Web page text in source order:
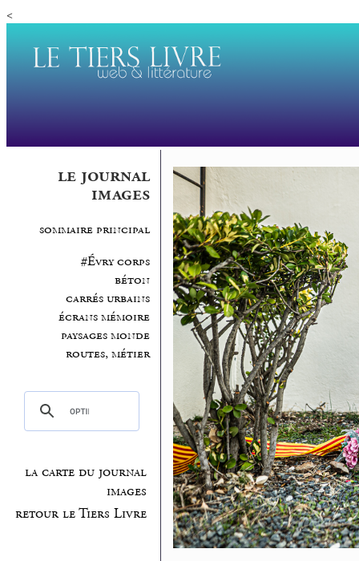
<
le journal
images
sommaire principal
#Évry corps
béton
carrés urbains
écrans mémoire
paysages monde
routes, métier
la carte du journal
images
retour le Tiers Livre